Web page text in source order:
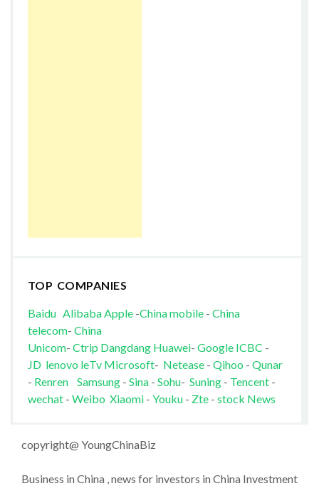
TOP COMPANIES
Baidu AlibabaApple-China mobile- China
telecom- China
Unicom- Ctrip Dangdang Huawei- Google ICBC -
JD lenovo leTv Microsoft- Netease- Qihoo - Qunar
- Renren Samsung- Sina- Sohu- Suning- Tencent-
wechat - Weibo Xiaomi- Youku - Zte- stock News
copyright@ YoungChinaBiz
Business in China , news for investors in China Investment